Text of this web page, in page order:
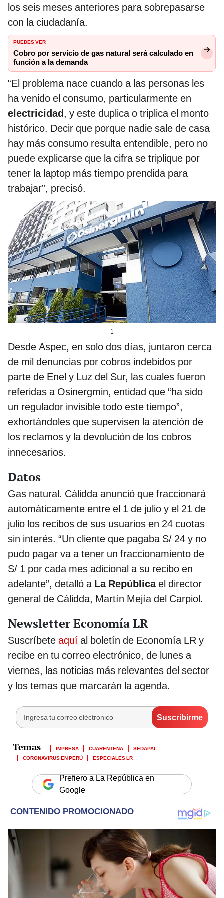
los seis meses anteriores para sobrepasarse
con la ciudadanía.
PUEDES VER
Cobro por servicio de gas natural será calculado en
función a la demanda
“El problema nace cuando a las personas les
ha venido el consumo, particularmente en
electricidad, y este duplica o triplica el monto
histórico. Decir que porque nadie sale de casa
hay más consumo resulta entendible, pero no
puede explicarse que la cifra se triplique por
tener la laptop más tiempo prendida para
trabajar”, precisó.
1
Desde Aspec, en solo dos días, juntaron cerca
de mil denuncias por cobros indebidos por
parte de Enel y Luz del Sur, las cuales fueron
referidas a Osinergmin, entidad que “ha sido
un regulador invisible todo este tiempo”,
exhortándoles que supervisen la atención de
los reclamos y la devolución de los cobros
innecesarios.
Datos
Gas natural. Cálidda anunció que fraccionará
automáticamente entre el 1 de julio y el 21 de
julio los recibos de sus usuarios en 24 cuotas
sin interés. “Un cliente que pagaba S/ 24 y no
pudo pagar va a tener un fraccionamiento de
S/ 1 por cada mes adicional a su recibo en
adelante”, detalló a La Repúblicael director
general de Cálidda, Martín Mejía del Carpiol.
Newsletter Economía LR
Suscríbete aquí al boletín de Economía LR y
recibe en tu correo electrónico, de lunes a
viernes, las noticias más relevantes del sector
y los temas que marcarán la agenda.
IMPRESA CUARENTENA
SEDAPAL
CORONAVIRUS EN PERÚ
ESPECIALES LR
Prefiero a La República en
Google